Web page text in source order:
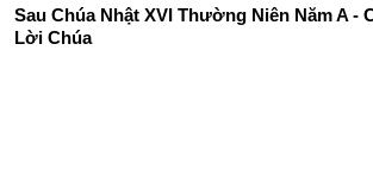
Sau Chúa Nhật XVI Thường Niên Năm A -
Lời Chúa